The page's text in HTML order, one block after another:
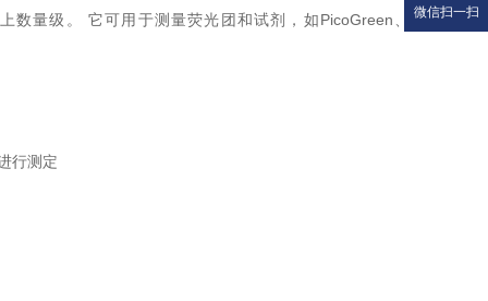
数量级。 它可用于测量荧光团和试剂，如PicoGreen、
行测定
微信扫一扫